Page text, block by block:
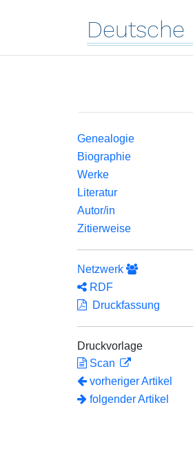
Deutsche
Genealogie
Biographie
Werke
Literatur
Autor/in
Zitierweise
Netzwerk
RDF
Druckfassung
Druckvorlage
Scan
vorheriger Artikel
folgender Artikel